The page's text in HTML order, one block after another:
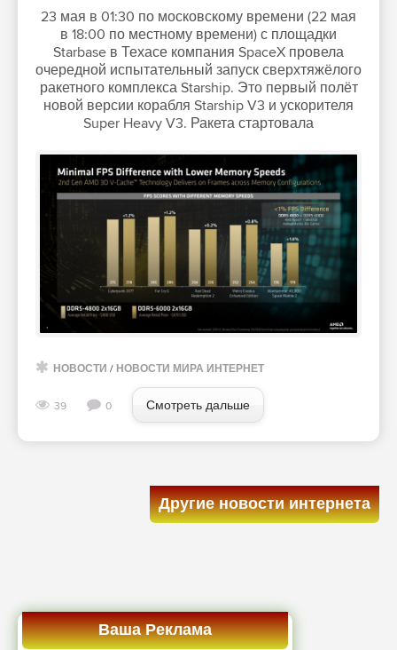
23 мая в 01:30 по московскому времени (22 мая
в 18:00 по местному времени) с площадки
Starbase в Техасе компания SpaceX провела
очередной испытательный запуск сверхтяжёлого
ракетного комплекса Starship. Это первый полёт
новой версии корабля Starship V3 и ускорителя
Super Heavy V3. Ракета стартовала
НОВОСТИ / НОВОСТИ МИРА ИНТЕРНЕТ
39 0 Смотреть дальше
Другие новости интернета
Ваша Реклама